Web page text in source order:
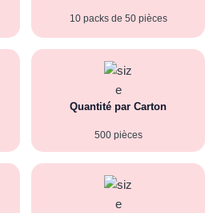
10 packs de 50 pièces
Quantité par Carton
500 pièces